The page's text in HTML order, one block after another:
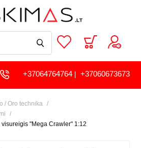
+37064764764| +37060673673
/ Oro technika
"Mega Crawler" 1:12